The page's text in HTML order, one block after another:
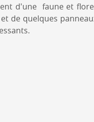
d'une faune et
de quelques